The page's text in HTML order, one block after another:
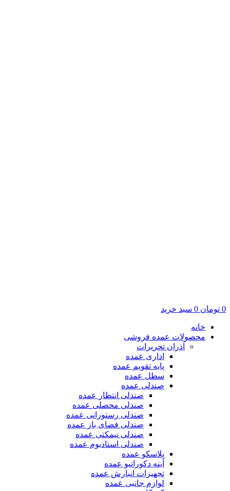
0 تومان 0 سبد خرید
خانه
محصولات عمده فروشی
آذران تحریرات
اداری عمده
پایه تقویم عمده
سطل عمده
صندلی عمده
صندلی انتظار عمده
صندلی محصلی عمده
صندلی رستورانی عمده
صندلی فضای باز عمده
صندلی نیمکتی عمده
صندلی استادیوم عمده
پلاسکو عمده
آینه دکوراتیو عمده
تجهیزات انبارش عمده
لوازم جانبی عمده